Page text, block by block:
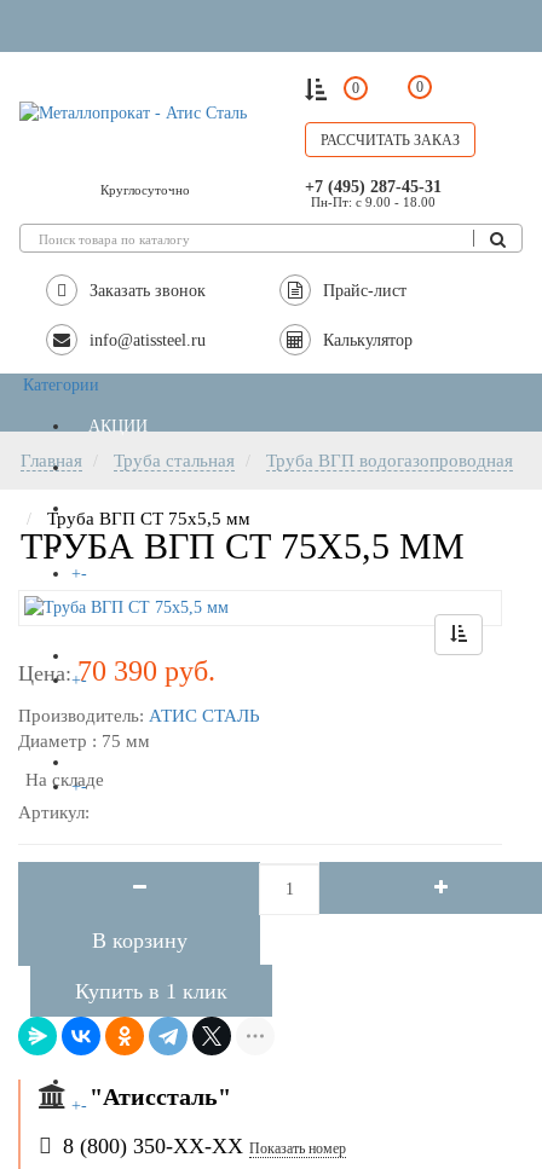
0 0
РАССЧИТАТЬ ЗАКАЗ
Круглосуточно +7 (495) 287-45-31
Пн-Пт: с 9.00 - 18.00
Заказать звонок Прайс-лист
info@atissteel.ru Калькулятор
Категории
АКЦИИ
РЕЗКА МЕТАЛЛА
+-
НЕРЖАВЕЙКА
+-
АЛЮМИНИЙ
+-
ЛАТУНЬ
+-
БРОНЗА
+-
ВАКАНСИИ
Главная Труба стальная Труба ВГП водогазопроводная
Труба ВГП СТ 75х5,5 мм
ТРУБА ВГП СТ 75Х5,5 ММ
Цена:70 390 руб.
Производитель: АТИС СТАЛЬ
Диаметр : 75 мм
На складе
Артикул:
В корзину
Купить в 1 клик
"Атиссталь"
8 (800) 350-ХХ-ХХ Показать номер